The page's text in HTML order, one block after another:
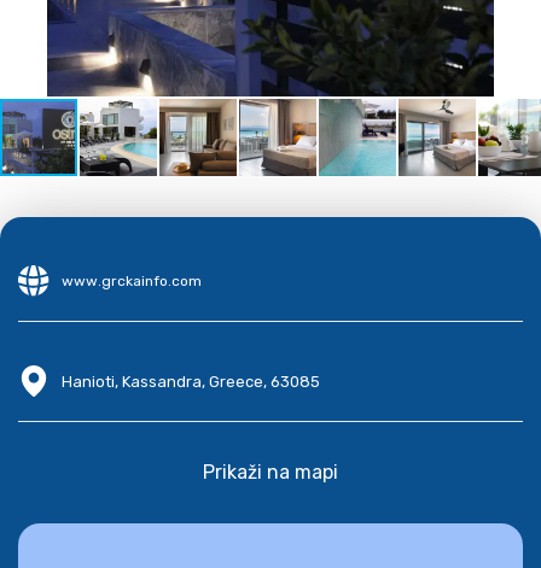
www.grckainfo.com
Hanioti, Kassandra, Greece, 63085
Prikaži na mapi